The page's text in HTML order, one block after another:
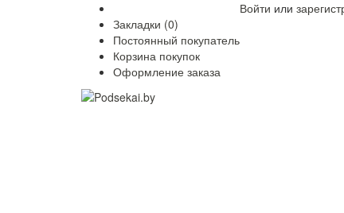
Закладки (0)
Постоянный покупатель
Корзина покупок
Оформление заказа
Войти или